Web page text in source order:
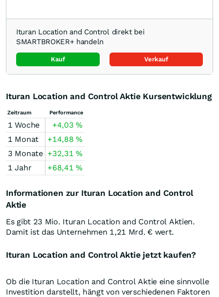
Ituran Location and Control direkt bei
SMARTBROKER+ handeln
Kauf Verkauf
Ituran Location and Control Aktie Kursentwicklung
Zeitraum Performance
1 Woche +4,03%
1 Monat
+14,88%
3 Monate +32,31%
1 Jahr
+68,41%
Informationen zur Ituran Location and Control
Aktie
Es gibt 23 Mio. Ituran Location and Control Aktien.
Damit ist das Unternehmen 1,21 Mrd. € wert.
Ituran Location and Control Aktie jetzt kaufen?
Ob die Ituran Location and Control Aktie eine sinnvolle
Investition darstellt, hängt von verschiedenen Faktoren